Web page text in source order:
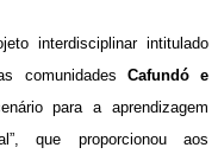
interdisciplinar intitulado
comunidades Cafundó e
para a aprendizagem
que proporcionou aos